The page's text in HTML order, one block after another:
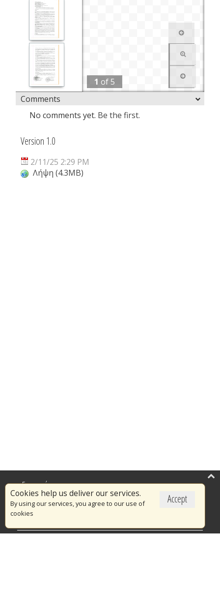
1 of 5
Comments
No comments yet. Be the first.
Version 1.0
2/11/25 2:29 PM
Λήψη (4.3MB)
Accept
Cookies help us deliver our services.
By using our services, you agree to our use of
cookies
Επικαιρότητα
Το Πυροσβεστικό Σώμα